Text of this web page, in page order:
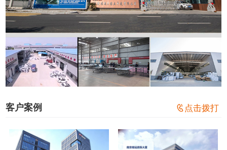
客户案例  点击拨打